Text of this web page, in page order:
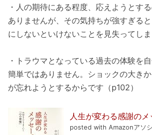
・人の期待にある程度、応えようとす
ありませんが、その気持ちが強すぎる
にしないといけないことを見失ってしま
・トラウマとなっている過去の体験を
簡単ではありません。ショックの大き
が忘れようとするからです（p102）
人生が変わる感謝のメ
posted with Amazonアソ